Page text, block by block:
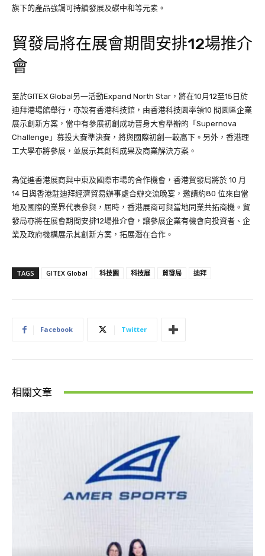
旗下的產品強調可持續發展及碳中和等元素。
貿發局將在展會期間安排12場推介
會
至於GITEX Global另一活動Expand North Star，將在10月12至15日於
迪拜港場館舉行，亦設有香港科技館，由香港科技園率領10 間園區企業
展示創新方案，當中有參展初創成功晉身大會舉辦的「Supernova
Challenge」募投大賽準決賽，將與國際初創一較高下。另外，香港理
工大學亦將參展，並展示其創科成果及商業解決方案。
為促進香港展商與中東及國際市場的合作機會，香港貿發局將於 10 月
14 日與香港駐迪拜經濟貿易辦事處合辦交流晚宴，邀請約80 位來自當
地及國際的業界代表參與，屆時，香港展商可與當地同業共拓商機。貿
發局亦將在展會期間安排12場推介會，讓參展企業有機會向投資者、企
業及政府機構展示其創新方案，拓展潛在合作。
TAGS GITEX Global 科技園 科技展 貿發局 迪拜
Facebook Twitter
相關文章